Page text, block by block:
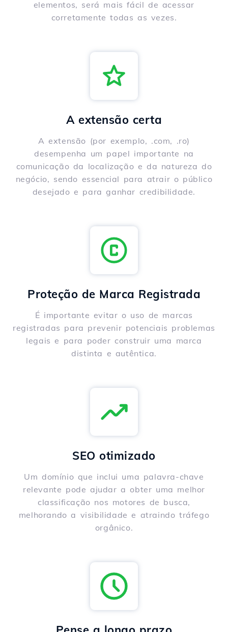
elementos, será mais fácil de acessar
corretamente todas as vezes.
A extensão certa
A extensão (por exemplo, .com, .ro)
desempenha um papel importante na
comunicação da localização e da natureza do
negócio, sendo essencial para atrair o público
desejado e para ganhar credibilidade.
Proteção de Marca Registrada
É importante evitar o uso de marcas
registradas para prevenir potenciais problemas
legais e para poder construir uma marca
distinta e autêntica.
SEO otimizado
Um domínio que inclui uma palavra-chave
relevante pode ajudar a obter uma melhor
classificação nos motores de busca,
melhorando a visibilidade e atraindo tráfego
orgânico.